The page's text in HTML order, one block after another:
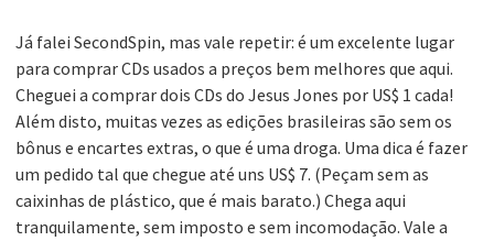
Já falei SecondSpin, mas vale repetir: é um excelente lugar
para comprar CDs usados a preços bem melhores que aqui.
Cheguei a comprar dois CDs do Jesus Jones por US$ 1 cada!
Além disto, muitas vezes as edições brasileiras são sem os
bônus e encartes extras, o que é uma droga. Uma dica é fazer
um pedido tal que chegue até uns US$ 7. (Peçam sem as
caixinhas de plástico, que é mais barato.) Chega aqui
tranquilamente, sem imposto e sem incomodação. Vale a